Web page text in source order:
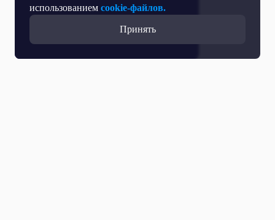
использованием cookie-файлов.
Принять